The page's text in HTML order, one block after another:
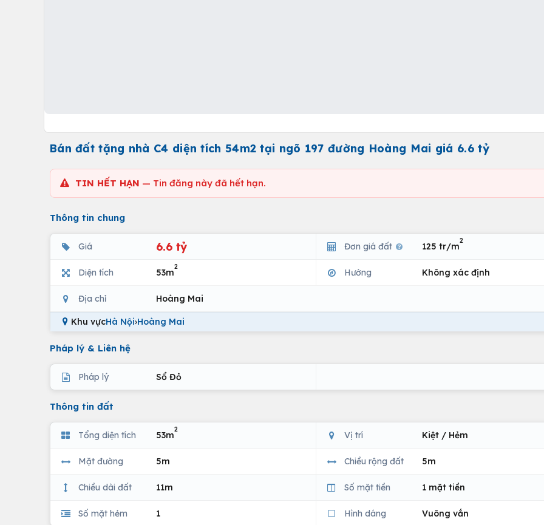
Bán đất tặng nhà C4 diện tích 54m2 tại ngõ 197 đường Hoàng Mai giá 6.6 tỷ
TIN HẾT HẠN — Tin đăng này đã hết hạn.
Thông tin chung
Giá 6.6 tỷ Đơn giá đất 125 tr/m
2
Diện tích 53m
2
Hướng Không xác định
Địa chỉ Hoàng Mai
Khu vựcHà Nội›Hoàng Mai
Pháp lý & Liên hệ
Pháp lý Sổ Đỏ
Thông tin đất
Tổng diện tích 53m
2
Vị trí Kiệt / Hẻm
Mặt đường 5m Chiều rộng đất 5m
Chiều dài đất 11m Số mặt tiền 1 mặt tiền
Số mặt hẻm 1 Hình dáng Vuông vắn